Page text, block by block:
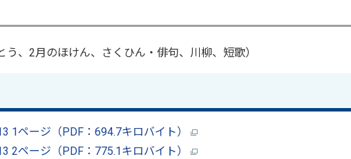
、2月のほけん、さくひん・俳句、川柳、短歌）
1ページ（PDF：694.7キロバイト）
2ページ（PDF：775.1キロバイト）